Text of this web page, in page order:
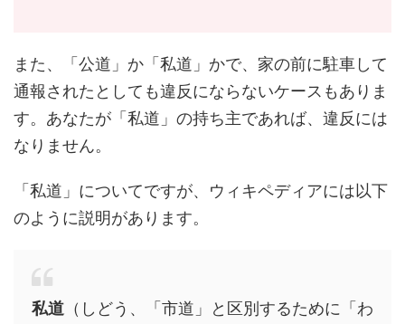
また、「公道」か「私道」かで、家の前に駐車して
通報されたとしても違反にならないケースもありま
す。あなたが「私道」の持ち主であれば、違反には
なりません。
「私道」についてですが、ウィキペディアには以下
のように説明があります。
私道 （しどう、「市道」と区別するために「わ